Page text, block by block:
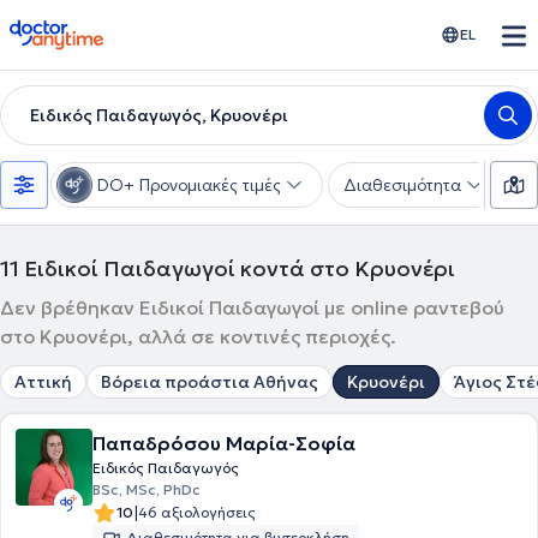
doctoranytime EL
Ειδικός Παιδαγωγός, Κρυονέρι
DO+ Προνομιακές τιμές Διαθεσιμότητα
11 Ειδικοί Παιδαγωγοί κοντά στο Κρυονέρι
Δεν βρέθηκαν Ειδικοί Παιδαγωγοί με online ραντεβού
στο Κρυονέρι, αλλά σε κοντινές περιοχές.
Αττική Βόρεια προάστια Αθήνας Κρυονέρι Άγιος
Παπαδρόσου Μαρία-Σοφία
Ειδικός Παιδαγωγός
BSc, MSc, PhDc
10|46 αξιολογήσεις